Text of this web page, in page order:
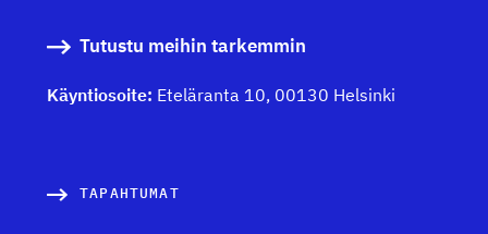
Tutustu meihin tarkemmin
Käyntiosoite: Eteläranta 10, 00130 Helsinki
TAPAHTUMAT